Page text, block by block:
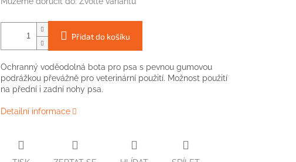
Přidat do košíku
Ochranný voděodolná bota pro psa s pevnou gumovou
podrážkou převážně pro veterinární použití. Možnost použití
na přední i zadní nohy psa.
Detailní informace